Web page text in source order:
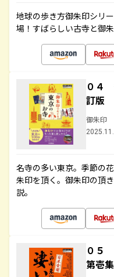
地球の歩き方御朱印シリ
場！すばらしい古寺と御
０４
訂版
御朱印
名寺の多い東京。季節の
朱印を頂く。御朱印の頂
説。
０５
第壱